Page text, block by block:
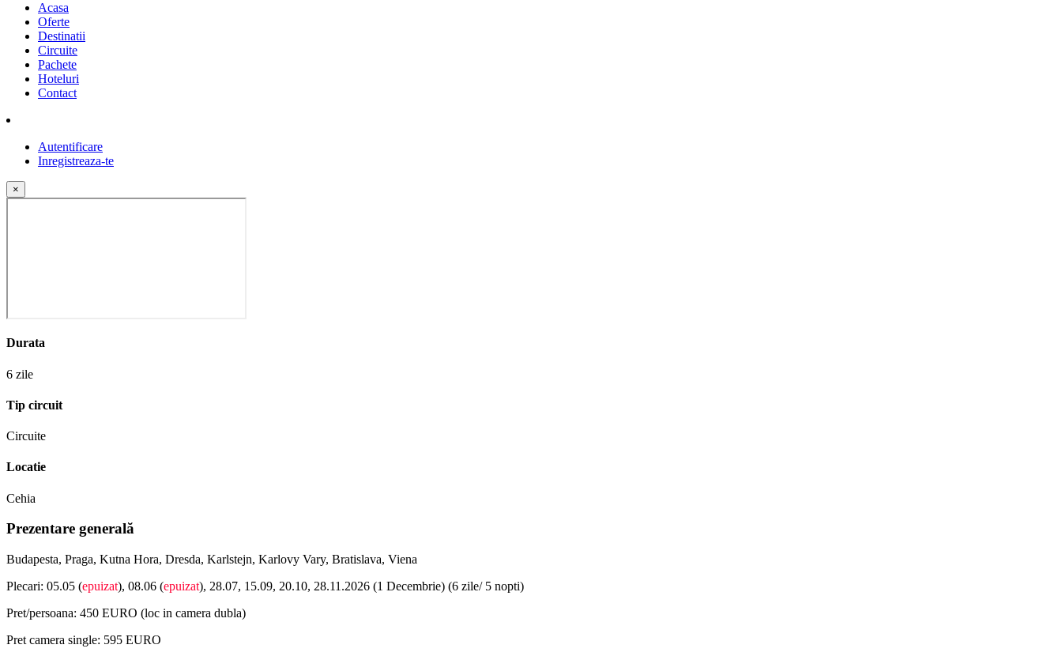
Acasa
Oferte
Destinatii
Circuite
Pachete
Hoteluri
Contact
Autentificare
Inregistreaza-te
×
Durata
6 zile
Tip circuit
Circuite
Locatie
Cehia
Prezentare generală
Budapesta, Praga, Kutna Hora, Dresda, Karlstejn, Karlovy Vary, Bratislava, Viena
Plecari: 05.05 (epuizat), 08.06 (epuizat), 28.07, 15.09, 20.10, 28.11.2026 (1 Decembrie) (6 zile/ 5 nopti)
Pret/persoana: 450 EURO (loc in camera dubla)
Pret camera single: 595 EURO